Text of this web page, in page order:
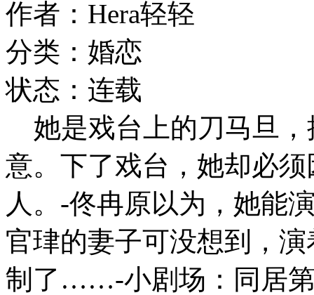
作者：Hera轻轻
分类：婚恋
状态：连载
她是戏台上的刀马旦，
意。下了戏台，她却必
人。-佟冉原以为，她能
官珒的妻子可没想到，
制了……-小剧场：同居